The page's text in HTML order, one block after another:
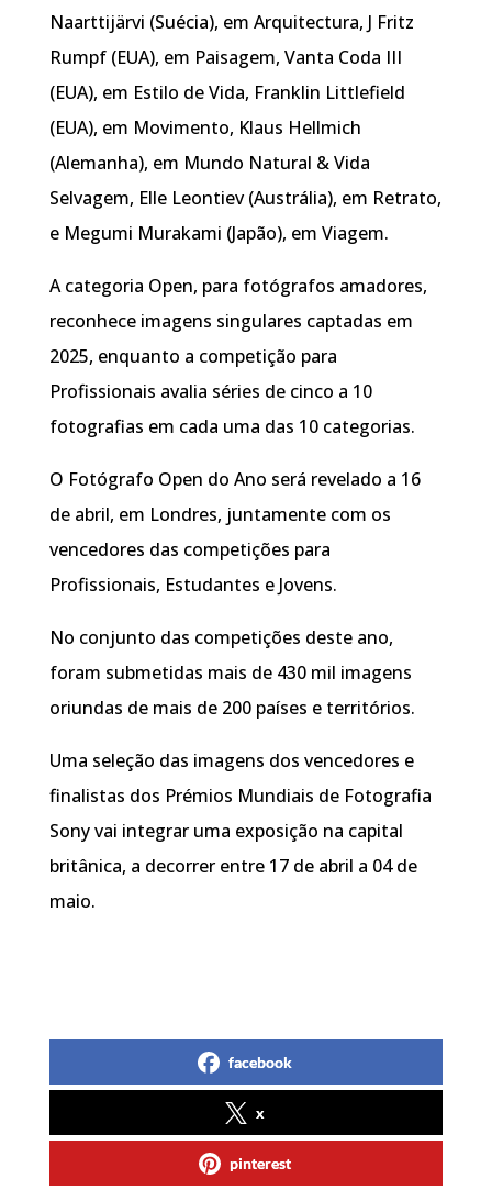
Naarttijärvi (Suécia), em Arquitectura, J Fritz
Rumpf (EUA), em Paisagem, Vanta Coda III
(EUA), em Estilo de Vida, Franklin Littlefield
(EUA), em Movimento, Klaus Hellmich
(Alemanha), em Mundo Natural & Vida
Selvagem, Elle Leontiev (Austrália), em Retrato,
e Megumi Murakami (Japão), em Viagem.
A categoria Open, para fotógrafos amadores,
reconhece imagens singulares captadas em
2025, enquanto a competição para
Profissionais avalia séries de cinco a 10
fotografias em cada uma das 10 categorias.
O Fotógrafo Open do Ano será revelado a 16
de abril, em Londres, juntamente com os
vencedores das competições para
Profissionais, Estudantes e Jovens.
No conjunto das competições deste ano,
foram submetidas mais de 430 mil imagens
oriundas de mais de 200 países e territórios.
Uma seleção das imagens dos vencedores e
finalistas dos Prémios Mundiais de Fotografia
Sony vai integrar uma exposição na capital
britânica, a decorrer entre 17 de abril a 04 de
maio.
facebook
x
pinterest